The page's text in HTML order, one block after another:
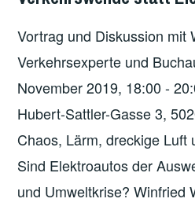
Vortrag und Diskussion mit
Verkehrsexperte und
November 2019, 18:00 -
Hubert-Sattler-Gasse 3,
Chaos, Lärm, dreckige Luft
Sind Elektroautos der
und Umweltkrise? Winfried